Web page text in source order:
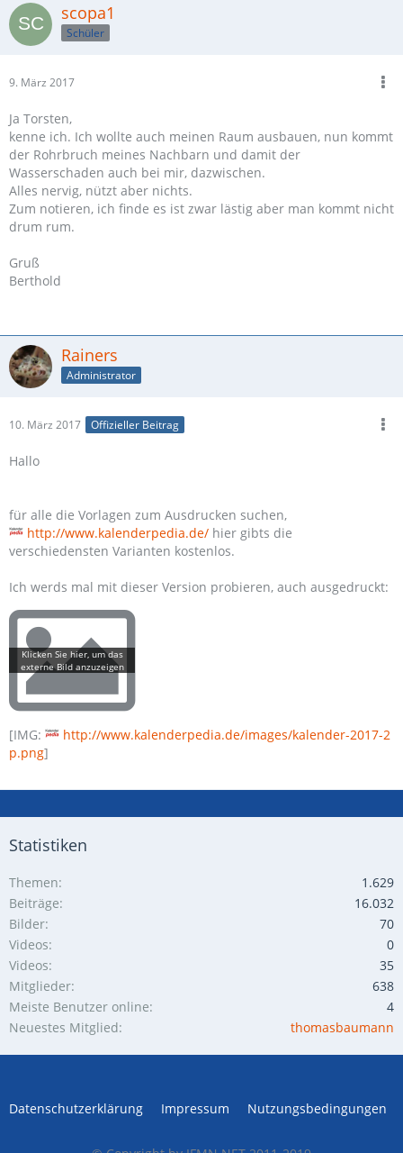
scopa1
Schüler
9. März 2017
Ja Torsten,
kenne ich. Ich wollte auch meinen Raum ausbauen, nun kommt
der Rohrbruch meines Nachbarn und damit der
Wasserschaden auch bei mir, dazwischen.
Alles nervig, nützt aber nichts.
Zum notieren, ich finde es ist zwar lästig aber man kommt nicht
drum rum.
Gruß
Berthold
Rainers
Administrator
10. März 2017 Offizieller Beitrag
Hallo
für alle die Vorlagen zum Ausdrucken suchen,
http://www.kalenderpedia.de/ hier gibts die
verschiedensten Varianten kostenlos.
Ich werds mal mit dieser Version probieren, auch ausgedruckt:
[IMG:
http://www.kalenderpedia.de/images/kalender-2017-2
p.png]
Statistiken
Themen
1.629
Beiträge
16.032
Bilder
70
Videos
0
Videos
35
Mitglieder
638
Meiste Benutzer online
4
Neuestes Mitglied
thomasbaumann
Datenschutzerklärung Impressum Nutzungsbedingungen